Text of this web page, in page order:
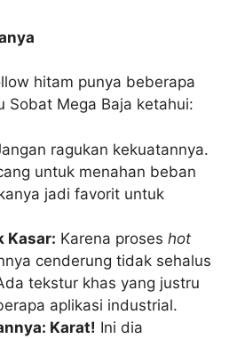
hitam punya beberapa
Sobat Mega Baja ketahui:
ragukan kekuatannya.
untuk menahan beban
jadi favorit untuk
Kasar: Karena proseshot
cenderung tidak sehalus
tekstur khas yang justru
aplikasi industrial.
Karat! Ini dia